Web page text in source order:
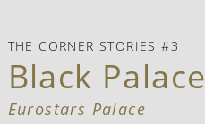
THE CORNER STORIES #3
Black Palace
Eurostars Palace